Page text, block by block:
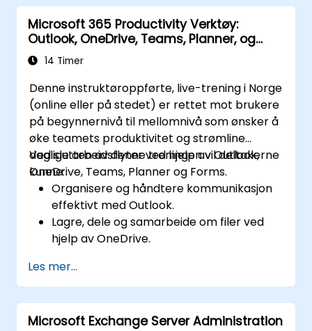
Gjenopprette dokumenter ved hjelp av
versjonshistorikk og samarbeide på filer i
sanntid.
Bruke Outlook for avansert e-
Microsoft 365 Productivity Verktøy:
Outlook, OneDrive, Teams, Planner, og
Forms
14 Timer
Denne instruktøroppførte, live-trening i Norge
(online eller på stedet) er rettet mot brukere
på begynnernivå til mellomnivå som ønsker å
øke teamets produktivitet og strømline
daglige arbeidsflyter ved hjelp av Outlook,
OneDrive, Teams, Planner og Forms.
Ved slutten av denne treningen vil deltakerne
kunne:
Organisere og håndtere kommunikasjon
effektivt med Outlook.
Lagre, dele og samarbeide om filer ved
hjelp av OneDrive.
samarbeid med Microsoft Teams.
Planlegge og følge opp oppgaver
effektivt med Microsoft Planner.
Opprette og analysere online
Les mer...
Microsoft Exchange Server Administration